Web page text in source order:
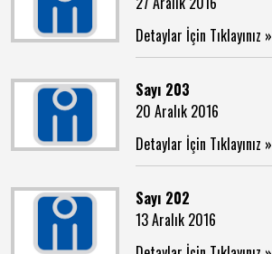
Detaylar İçin Tıklayınız »
Sayı 203
20 Aralık 2016
Detaylar İçin Tıklayınız »
Sayı 202
13 Aralık 2016